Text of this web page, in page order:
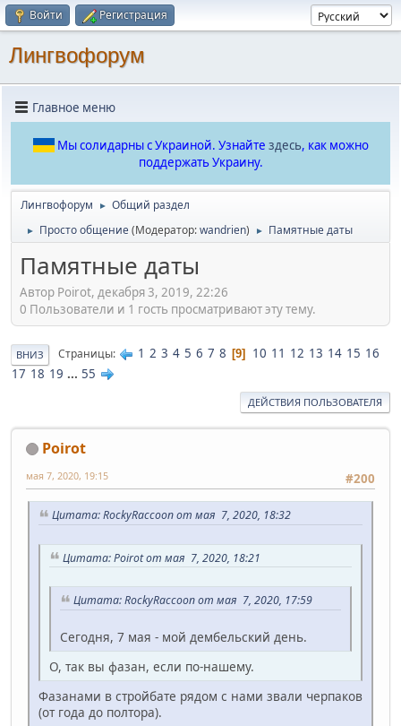
Войти Регистрация
Лингвофорум
Главное меню
Мы солидарны с Украиной. Узнайте здесь, как можно
поддержать Украину.
Лингвофорум ► Общий раздел
► Просто общение(Модератор:wandrien) ► Памятные даты
Памятные даты
Автор Poirot, декабря 3, 2019, 22:26
0 Пользователи и 1 гость просматривают эту тему.
ВНИЗ Страницы 1 2 3 4 5 6 7 8 9 10 11 12 13 14 15 16
17 18 19 ... 55
ДЕЙСТВИЯ ПОЛЬЗОВАТЕЛЯ
Poirot
#200
мая 7, 2020, 19:15
Цитата: RockyRaccoon от мая 7, 2020, 18:32
Цитата: Poirot от мая 7, 2020, 18:21
Цитата: RockyRaccoon от мая 7, 2020, 17:59
Сегодня, 7 мая - мой дембельский день.
О, так вы фазан, если по-нашему.
Фазанами в стройбате рядом с нами звали черпаков
(от года до полтора).